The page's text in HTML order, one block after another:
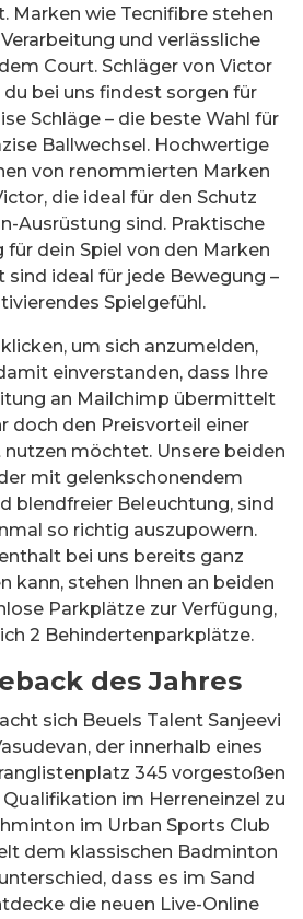
Marken wie Tecnifibre stehen
und verlässliche
Court. Schläger von Victor
du bei uns findest sorgen für
Schläge – die beste Wahl für
Ballwechsel. Hochwertige
von renommierten Marken
die ideal für den Schutz
Ausrüstung sind. Praktische
für dein Spiel von den Marken
sind ideal für jede Bewegung –
Spielgefühl.
um sich anzumelden,
einverstanden, dass Ihre
an Mailchimp übermittelt
doch den Preisvorteil einer
möchtet. Unsere beiden
mit gelenkschonendem
blendfreier Beleuchtung, sind
so richtig auszupowern.
bei uns bereits ganz
kann, stehen Ihnen an beiden
Parkplätze zur Verfügung,
2 Behindertenparkplätze.
des Jahres
sich Beuels Talent Sanjeevi
der innerhalb eines
345 vorgestoßen
im Herreneinzel zu
im Urban Sports Club
dem klassischen Badminton
dass es im Sand
die neuen Live-Online